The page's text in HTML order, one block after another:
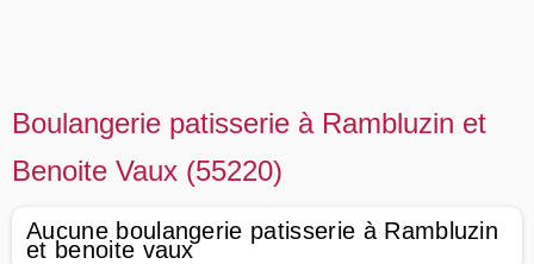
Boulangerie patisserie à Rambluzin et
Benoite Vaux (55220)
Aucune boulangerie patisserie à Rambluzin
et benoite vaux